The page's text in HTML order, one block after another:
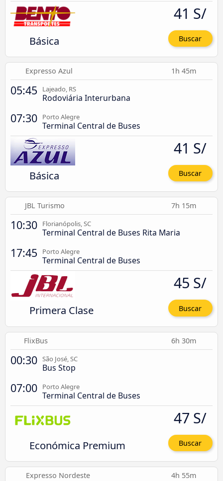
Básica
41 S/
Buscar
Expresso Azul 1h 45m
05:45 Lajeado, RS
Rodoviária Interurbana
07:30 Porto Alegre
Terminal Central de Buses
Básica
41 S/
Buscar
JBL Turismo 7h 15m
10:30 Florianópolis, SC
Terminal Central de Buses Rita Maria
17:45 Porto Alegre
Terminal Central de Buses
Primera Clase
45 S/
Buscar
FlixBus 6h 30m
00:30 São José, SC
Bus Stop
07:00 Porto Alegre
Terminal Central de Buses
Económica Premium
47 S/
Buscar
Expresso Nordeste 4h 55m